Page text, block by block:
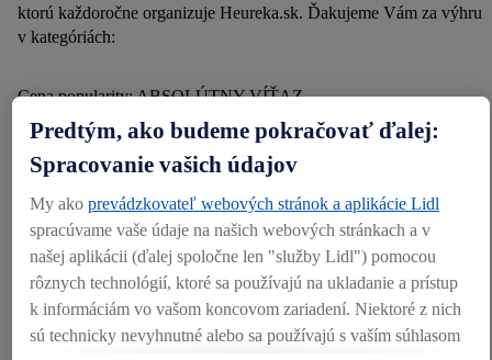
ktorú každoročne organizuje Heureka.sk. Ďakujeme Vám za výhru
v kategóriách:
Cena popularity: ABSOLÚTNY VÍŤAZ
Cena popularity: Obchodné domy
Cena kvality: Obchodné domy
Predtým, ako budeme pokračovať ďalej:
Spracovanie vašich údajov
My ako prevádzkovateľ webových stránok a aplikácie Lidl
spracúvame vaše údaje na našich webových stránkach a v
našej aplikácii (ďalej spoločne len "služby Lidl") pomocou
rôznych technológií, ktoré sa používajú na ukladanie a prístup
k informáciám vo vašom koncovom zariadení. Niektoré z nich
sú technicky nevyhnutné alebo sa používajú s vaším súhlasom